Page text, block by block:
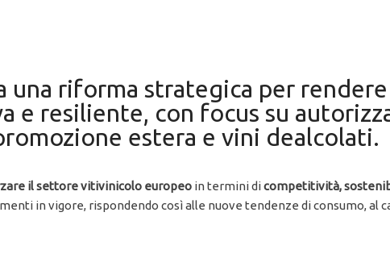
una riforma strategica per rendere
e resiliente, con focus su
estera e vini dealcolati.
il settore vitivinicolo europeo in termini dicompetitività,
in vigore, rispondendo così alle nuove tendenze di consumo, al